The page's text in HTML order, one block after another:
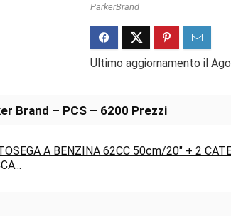
ParkerBrand
Ultimo aggiornamento il
Brand – PCS – 6200 Prezzi
A BENZINA 62CC 50cm/20" + 2